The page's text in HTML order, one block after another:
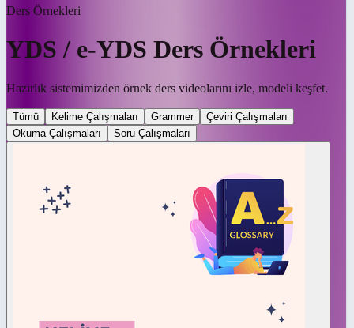
Ders Örnekleri
YDS / e-YDS Ders Örnekleri
Hazırlık sistemimizden örnek ders videolarını izle, modeli keşfet.
Tümü Kelime Çalışmaları Grammer
Çeviri Çalışmaları
Okuma Çalışmaları
Soru Çalışmaları